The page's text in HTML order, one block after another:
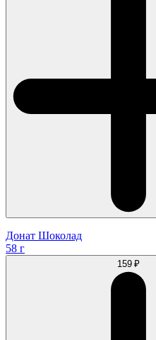
Донат Шоколад
58 г
159 ₽